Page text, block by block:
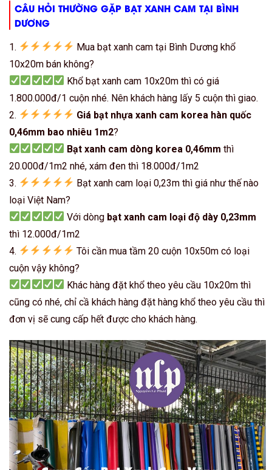
CÂU HỎI THƯỜNG GẶP BẠT XANH CAM TẠI BÌNH
DƯƠNG
1.
Mua bạt xanh cam tại Bình Dương khổ
10x20m bán không?
Khổ bạt xanh cam 10x20m thì có giá
1.800.000đ/1 cuộn nhé. Nên khách hàng lấy 5 cuộn thì giao.
2.
Giá bạt nhựa xanh cam korea hàn quốc
0,46mm bao nhiêu 1m2?
Bạt xanh cam dòng korea 0,46mm thì
20.000đ/1m2 nhé, xám đen thì 18.000đ/1m2
3.
Bạt xanh cam loại 0,23m thì giá như thế nào
loại Việt Nam?
Với dòng bạt xanh cam loại độ dày 0,23mm
thì 12.000đ/1m2
4.
Tôi cần mua tầm 20 cuộn 10x50m có loại
cuộn vậy không?
Khác hàng đặt khổ theo yêu cầu 10x20m thì
cũng có nhé, chỉ cầ khách hàng đặt hàng khổ theo yêu cầu thì
đơn vị sẽ cung cấp hết được cho khách hàng.